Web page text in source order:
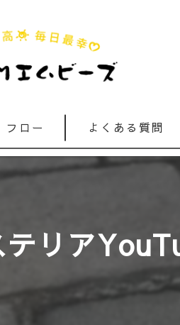
フロー よくある質問
リア